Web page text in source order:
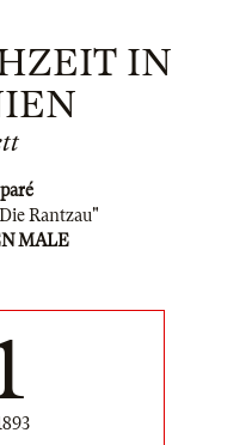
IN
Rantzau"
MALE